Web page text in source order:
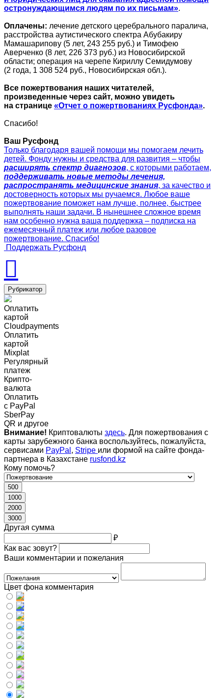
остронуждающимся людям по их письмам».
Оплачены: лечение детского церебрального паралича,
расстройства аутистического спектра Абубакиру
Мамашарипову (5 лет, 243 255 руб.) и Тимофею
Аверченко (8 лет, 226 373 руб.) из Новосибирской
области; операция на черепе Кириллу Семидумову
(2 года, 1 308 524 руб., Новосибирская обл.).
Все пожертвования наших читателей,
произведенные через сайт, можно увидеть
на странице «Отчет о пожертвованиях Русфонда».
Спасибо!
Ваш Русфонд
Только благодаря вашей помощи мы помогаем лечить
детей. Фонду нужны и средства для развития – чтобы
расширять спектр диагнозов, с которыми работаем,
поддерживать новые методы лечения,
распространять медицинские знания, за качество и
достоверность которых мы ручаемся. Любое ваше
пожертвование поможет нам лучше, полнее, быстрее
выполнять наши задачи. В нынешнее сложное время
нам особенно нужна ваша поддержка – подписка на
ежемесячный платеж или любое разовое
пожертвование. Спасибо!
Поддержать Русфонд
Рубрикатор
Оплатить
картой
Cloudpayments
Оплатить
картой
Mixplat
Регулярный
платеж
Крипто-
валюта
Оплатить
c PayPal
SberPay
QR и другое
Внимание! Криптовалюты здесь. Для пожертвования с
карты зарубежного банка воспользуйтесь, пожалуйста,
сервисами PayPal , Stripe или формой на сайте фонда-
партнера в Казахстане rusfond.kz
Кому помочь?
500
1000
2000
3000
Другая сумма
₽
Как вас зовут?
Ваши комментарии и пожелания
Цвет фона комментария